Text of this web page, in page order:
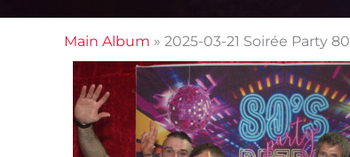
Main Album » 2025-03-21 Soirée Party 80